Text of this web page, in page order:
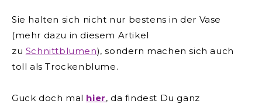
Sie halten sich nicht nur bestens in der Vase
(mehr dazu in diesem Artikel
zu Schnittblumen),sondern machen sich auch
toll als Trockenblume.
Guck doch mal hier, da findest Du ganz